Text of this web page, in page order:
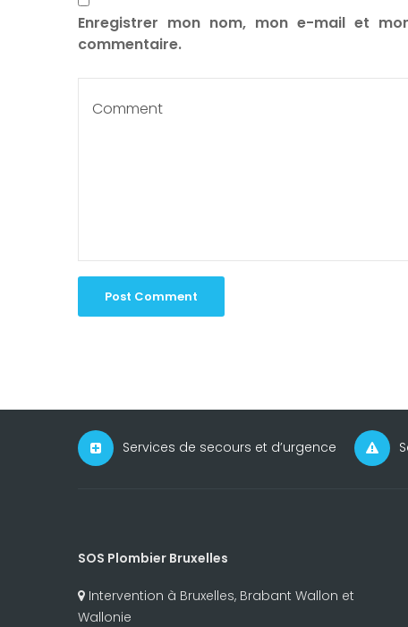
Enregistrer mon nom, mon e-mail et
commentaire.
Services de secours et d’urgence
SOS Plombier Bruxelles
Intervention à Bruxelles, Brabant Wallon et
Wallonie